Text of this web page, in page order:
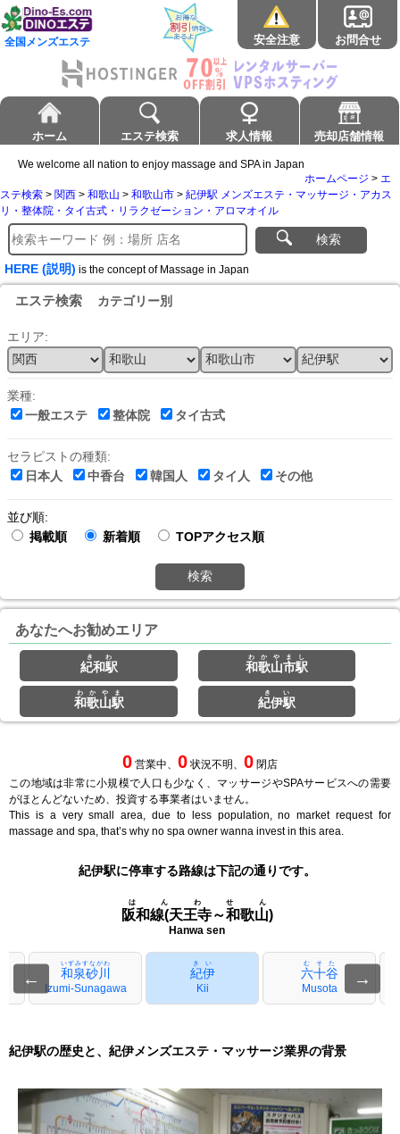
全国メンズエステ 安全注意 お問合せ
ホーム エステ検索 求人情報 売却店舗情報
We welcome all nation to enjoy massage and SPA in Japan
ホームページ > エ
ステ検索 > 関西 > 和歌山 > 和歌山市 > 紀伊駅 メンズエステ・マッサージ・アカス
リ・整体院・タイ古式・リラクゼーション・アロマオイル
検索
HERE (説明) is the concept of Massage in Japan
エステ検索 カテゴリー別
エリア:
業種:
一般エステ
整体院 タイ古式
セラピストの種類:
日本人
中香台 韓国人 タイ人 その他
並び順:
掲載順
新着順 TOPアクセス順
検索
あなたへお勧めエリア
紀和駅
きわ
和歌山市駅
わかやまし
和歌山駅
わかやま
紀伊駅
きい
0 営業中、 0 状況不明、 0 閉店
この地域は非常に小規模で人口も少なく、マッサージやSPAサービスへの需要
がほとんどないため、投資する事業者はいません。
This is a very small area, due to less population, no market request for
massage and spa, that’s why no spa owner wanna invest in this area.
紀伊駅に停車する路線は下記の通りです。
阪和線(天王寺～和歌山)
はんわせん
Hanwa sen
← 和泉砂川
いずみすながわ
Izumi-Sunagawa
紀伊
きい
Kii
六十谷
むそた
Musota
→
紀伊駅の歴史と、紀伊メンズエステ・マッサージ業界の背景